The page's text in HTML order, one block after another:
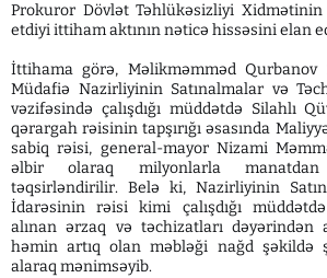
Prokuror Dövlət Təhlükəsizliyi
etdiyi ittiham aktının nəticə hissəsini elan
İttihama görə, Məlikməmməd Qurbanov
Müdafiə Nazirliyinin Satınalmalar və
vəzifəsində çalışdığı müddətdə Silahlı
qərargah rəisinin tapşırığı əsasında
sabiq rəisi, general-mayor Nizami
əlbir olaraq milyonlarla
təqsirləndirilir. Belə ki, Nazirliyinin
İdarəsinin rəisi kimi çalışdığı
alınan ərzaq və təchizatları dəyərindən
həmin artıq olan məbləği nağd şəkildə
alaraq mənimsəyib.